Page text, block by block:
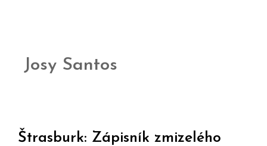
Josy Santos
Štrasburk: Zápisník zmizelého